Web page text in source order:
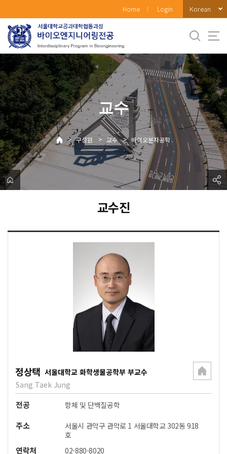
로
메
뉴
Home Login Korean
교수
> 구성원 > 교수 > 바이오분자공학
교수진
정상택 서울대학교 화학생물공학부 부교수
Sang Taek Jung
전공 항체 및 단백질공학
주소
서울시 관악구 관악로 1 서울대학교 302동 918
호
연락처 02-880-8020